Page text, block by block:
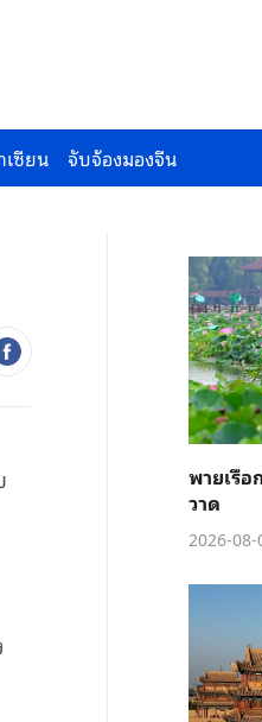
เซียน จับจ้องมองจีน
พายเรื
วาด
2026-